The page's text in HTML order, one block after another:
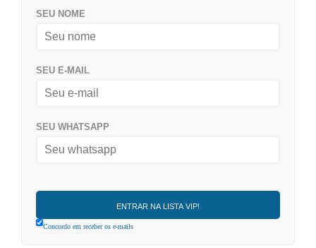
SEU NOME
SEU E-MAIL
SEU WHATSAPP
Concordo em receber os e-mails